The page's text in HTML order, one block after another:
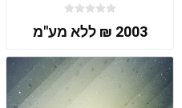
2003 ₪ ללא מע"מ